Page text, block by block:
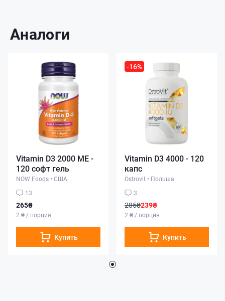
Аналоги
Vitamin D3 2000 ME -
120 софт гель
NOW Foods • США
13
265₴
2 ₴ / порция
Купить
-16%
Vitamin D3 4000 - 120
капс
Ostrovit • Польша
3
285₴239₴
2 ₴ / порция
Купить